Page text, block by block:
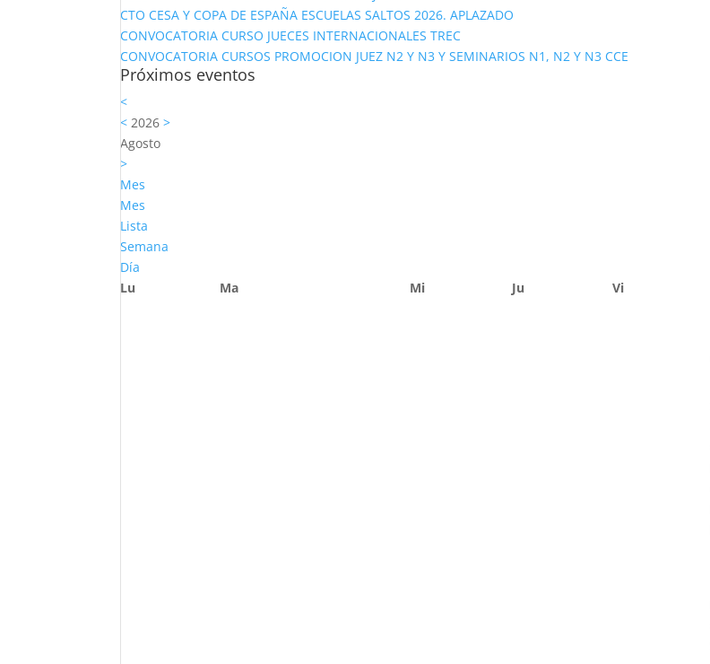
CTO CESA Y COPA DE ESPAÑA ESCUELAS SALTOS 2026. APLAZADO
CONVOCATORIA CURSO JUECES INTERNACIONALES TREC
CONVOCATORIA CURSOS PROMOCION JUEZ N2 Y N3 Y SEMINARIOS N1, N2 Y N3 CCE
Próximos eventos
<
< 2026>
Agosto
>
Mes
Mes
Lista
Semana
Día
Lu
Ma Mi Ju Vi